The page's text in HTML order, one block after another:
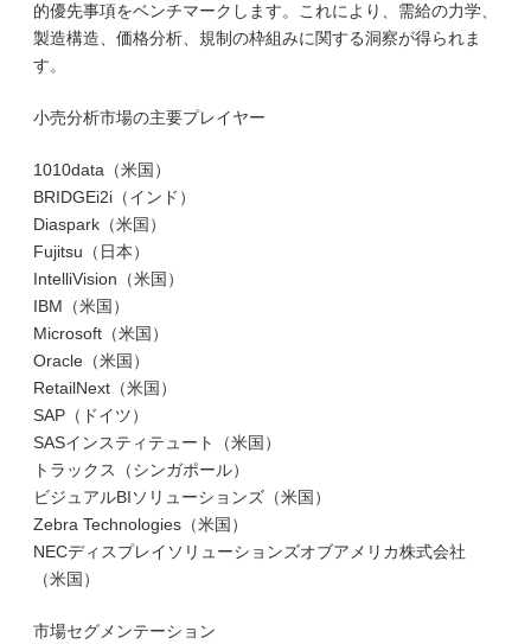
的優先事項をベンチマークします。これにより、需給の力学、
製造構造、価格分析、規制の枠組みに関する洞察が得られま
す。
小売分析市場の主要プレイヤー
1010data（米国）
BRIDGEi2i（インド）
Diaspark（米国）
Fujitsu（日本）
IntelliVision（米国）
IBM（米国）
Microsoft（米国）
Oracle（米国）
RetailNext（米国）
SAP（ドイツ）
SASインスティテュート（米国）
トラックス（シンガポール）
ビジュアルBIソリューションズ（米国）
Zebra Technologies（米国）
NECディスプレイソリューションズオブアメリカ株式会社
（米国）
市場セグメンテーション